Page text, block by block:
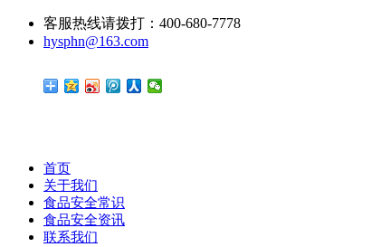
客服热线请拨打：400-680-7778
hysphn@163.com
首页
关于我们
食品安全常识
食品安全资讯
联系我们